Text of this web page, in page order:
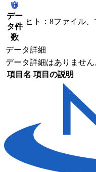
デー
タ件
数
ヒト：8ファイル
データ詳細
データ詳細はありません
項目名 項目の説明